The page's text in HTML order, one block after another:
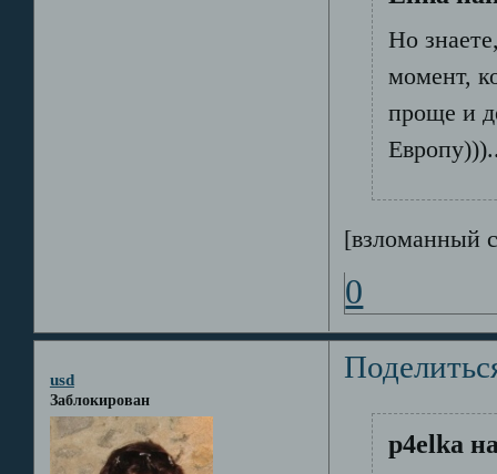
Но
момент,
проще и
[взломанный
0
usd
Заблокирован
p4elka